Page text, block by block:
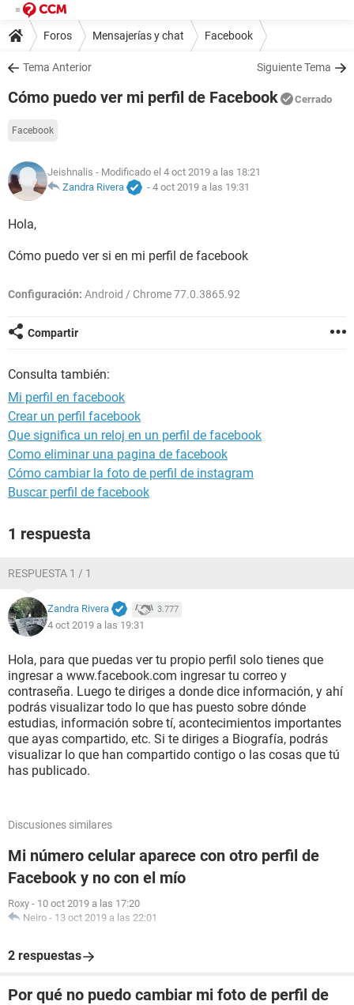
Foros Mensajerías y chat Facebook
Tema Anterior Siguiente Tema
Cómo puedo ver mi perfil de Facebook Cerrado
Facebook
Jeishnalis - Modificado el 4 oct 2019 a las 18:21
Zandra Rivera
- 4 oct 2019 a las 19:31
Hola,
Cómo puedo ver si en mi perfil de facebook
Configuración: Android / Chrome 77.0.3865.92
Compartir
Consulta también:
Mi perfil en facebook
Crear un perfil facebook
Que significa un reloj en un perfil de facebook
Como eliminar una pagina de facebook
Cómo cambiar la foto de perfil de instagram
Buscar perfil de facebook
1 respuesta
RESPUESTA 1 / 1
Zandra Rivera 3.777
4 oct 2019 a las 19:31
Hola, para que puedas ver tu propio perfil solo tienes que
ingresar a www.facebook.com ingresar tu correo y
contraseña. Luego te diriges a donde dice información, y ahí
podrás visualizar todo lo que has puesto sobre dónde
estudias, información sobre tí, acontecimientos importantes
que ayas compartido, etc. Si te diriges a Biografía, podrás
visualizar lo que han compartido contigo o las cosas que tú
has publicado.
Discusiones similares
Mi número celular aparece con otro perfil de
Facebook y no con el mío
Roxy - 10 oct 2019 a las 17:20
Neiro - 13 oct 2019 a las 22:01
2 respuestas
Por qué no puedo cambiar mi foto de perfil de